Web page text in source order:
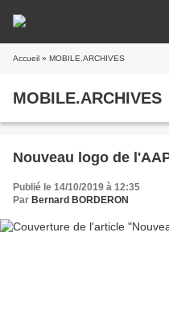
Accueil » MOBILE.ARCHIVES
MOBILE.ARCHIVES
Nouveau logo de
Publié le 14/10/2019 à 12:35
Par Bernard BORDERON